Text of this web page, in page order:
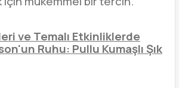
ve Temalı Etkinliklerde
Ruhu: Pullu Kumaşlı Şık